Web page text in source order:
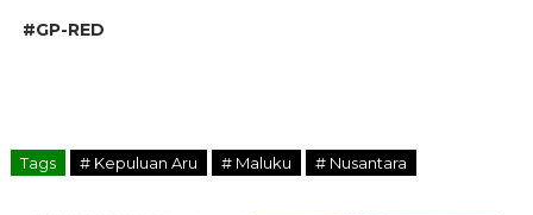
#GP-RED
Tags # Kepuluan Aru # Maluku # Nusantara